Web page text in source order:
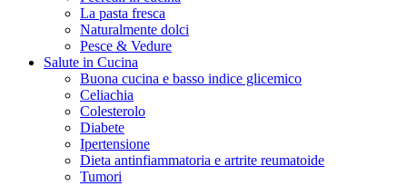
La pasta fresca
Naturalmente dolci
Pesce & Vedure
Salute in Cucina
Buona cucina e basso indice glicemico
Celiachia
Colesterolo
Diabete
Ipertensione
Dieta antinfiammatoria e artrite reumatoide
Tumori